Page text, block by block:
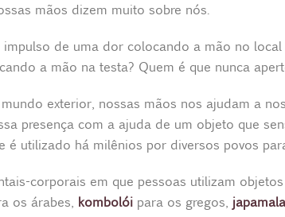
mãos dizem muito sobre nós.
de uma dor colocando a mão no
a mão na testa? Quem é que nunca
exterior, nossas mãos nos ajudam a
presença com a ajuda de um objeto que
utilizado há milênios por diversos povos
corporais em que pessoas utilizam
os árabes, kombolói para os gregos,